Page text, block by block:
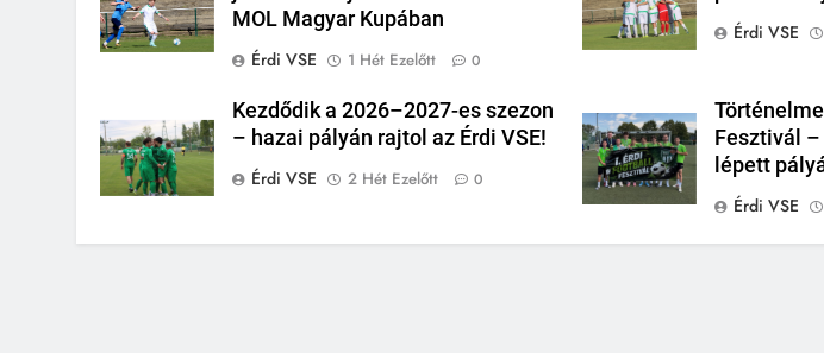
MOL Magyar Kupában
Érdi VSE
1 Hét Ezelőtt 0
Érdi VSE
Kezdődik a 2026–2027-es szezon
– hazai pályán rajtol az Érdi VSE!
Érdi VSE
2 Hét Ezelőtt 0
Fesztivál
lépett
Érdi VSE